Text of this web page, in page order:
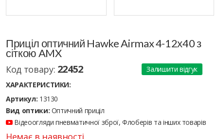
Приціл оптичний Hawke Airmax 4-12х40 з
сіткою AMX
Код товару: 22452
Залишити відгук
ХАРАКТЕРИСТИКИ:
Артикул: 13130
Вид оптики: Оптичний приціл
Відеоогляди пневматичної зброї, Флоберів та інших товарів